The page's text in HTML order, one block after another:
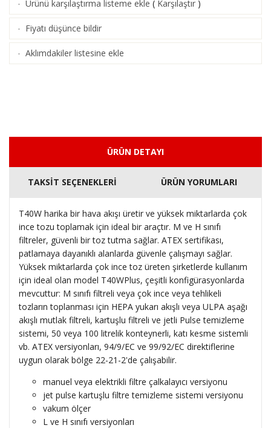
· Ürünü karşılaştırma listeme ekle ( Karşılaştır )
· Fiyatı düşünce bildir
· Aklımdakiler listesine ekle
ÜRÜN DETAYI
TAKSİT SEÇENEKLERİ ÜRÜN YORUMLARI
T40W harika bir hava akışı üretir ve yüksek miktarlarda çok
ince tozu toplamak için ideal bir araçtır. M ve H sınıfı
filtreler, güvenli bir toz tutma sağlar. ATEX sertifikası,
patlamaya dayanıklı alanlarda güvenle çalışmayı sağlar.
Yüksek miktarlarda çok ince toz üreten şirketlerde kullanım
için ideal olan model T40WPlus, çeşitli konfigürasyonlarda
mevcuttur: M sınıfı filtreli veya çok ince veya tehlikeli
tozların toplanması için HEPA yukarı akışlı veya ULPA aşağı
akışlı mutlak filtreli, kartuşlu filtreli ve jetli Pulse temizleme
sistemi, 50 veya 100 litrelik konteynerli, katı kesme sistemli
vb. ATEX versiyonları, 94/9/EC ve 99/92/EC direktiflerine
uygun olarak bölge 22-21-2'de çalışabilir.
manuel veya elektrikli filtre çalkalayıcı versiyonu
jet pulse kartuşlu filtre temizleme sistemi versiyonu
vakum ölçer
L ve H sınıfı versiyonları